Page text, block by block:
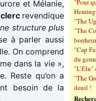
et Mélanie,
revendique
structure plus
à parler aussi
On comprend
dans la vie »,
Reste qu’on a
besoin de la
"Pour
"The
"The
bonheur
"Cap
du
"L’Élu"
"The
deuil !